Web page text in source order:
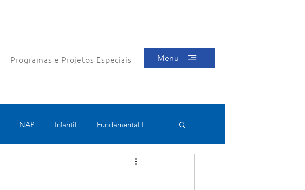
Programas e Projetos Especiais Menu
NAP Infantil Fundamental I